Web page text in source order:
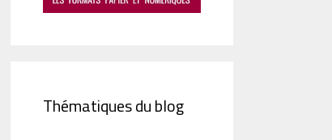
Thématiques du blog